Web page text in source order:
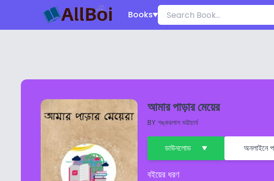
Books
আমার পাড়ার মেয়ের
BY শঙ্করলাল ভট্টাচার্য
ডাউনলোড অনলাইনে
বইয়ের ধরণ